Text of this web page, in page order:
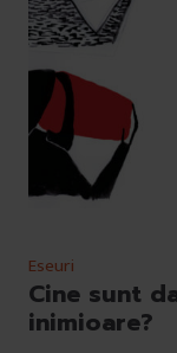
Eseuri
Cine sunt
inimioare?